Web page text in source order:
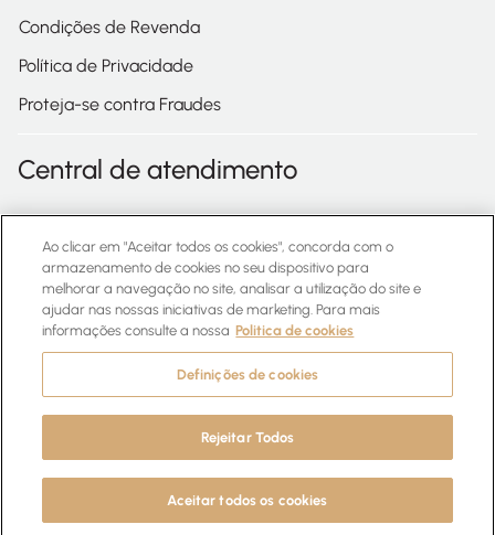
Quero me cadastrar
Condições de Revenda
Política de Privacidade
Proteja-se contra Fraudes
Central de atendimento
alguma dúvida, entre em contato com o número abaixo:
0800 727 4533
WhatsApp
© EUDORA. Todos os direitos reservados
Ao clicar em "Aceitar todos os cookies", concorda com o
armazenamento de cookies no seu dispositivo para
melhorar a navegação no site, analisar a utilização do site e
ajudar nas nossas iniciativas de marketing. Para mais
informações consulte a nossa Politica de cookies
Definições de cookies
Rejeitar Todos
Aceitar todos os cookies